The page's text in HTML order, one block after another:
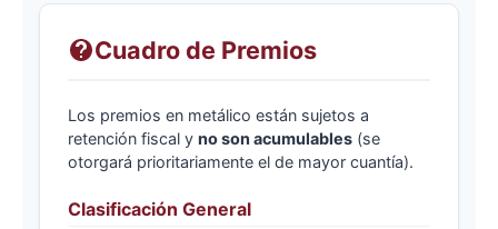
Cuadro de Premios
Los premios en metálico están sujetos a
retención fiscal y no son acumulables (se
otorgará prioritariamente el de mayor cuantía).
Clasificación General